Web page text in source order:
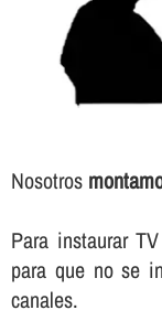
Nosotros
Para instaurar
para que no se
canales.